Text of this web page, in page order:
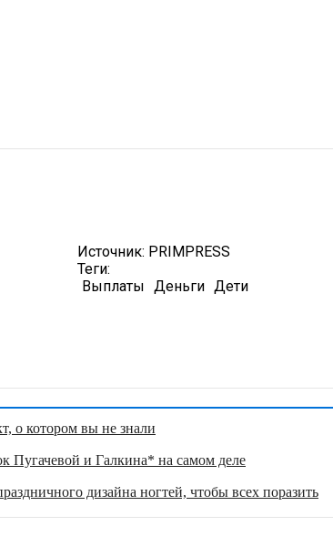
Источник: PRIMPRESS
Теги:
Выплаты
Деньги Дети
о котором вы не знали
Пугачевой и Галкина* на самом деле
дизайна ногтей, чтобы всех поразить